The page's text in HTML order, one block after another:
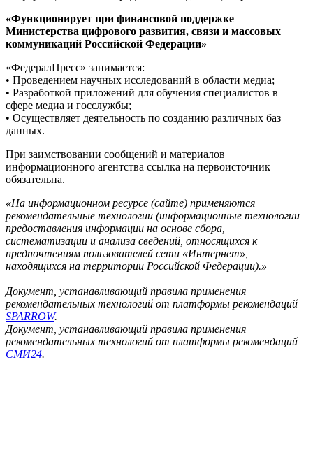
«Функционирует при финансовой поддержке
Министерства цифрового развития, связи и массовых
коммуникаций Российской Федерации»
«ФедералПресс» занимается:
• Проведением научных исследований в области медиа;
• Разработкой приложений для обучения специалистов в
сфере медиа и госслужбы;
• Осуществляет деятельность по созданию различных баз
данных.
При заимствовании сообщений и материалов
информационного агентства ссылка на первоисточник
обязательна.
«На информационном ресурсе (сайте) применяются
рекомендательные технологии (информационные технологии
предоставления информации на основе сбора,
систематизации и анализа сведений, относящихся к
предпочтениям пользователей сети «Интернет»,
находящихся на территории Российской Федерации).»
Документ, устанавливающий правила применения
рекомендательных технологий от платформы рекомендаций
SPARROW.
Документ, устанавливающий правила применения
рекомендательных технологий от платформы рекомендаций
СМИ24.